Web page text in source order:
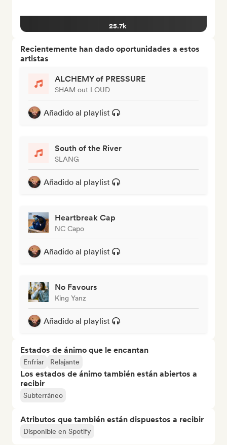
25.7k
Recientemente han dado oportunidades a estos
artistas
ALCHEMY of PRESSURE
SHAM out LOUD
Añadido al playlist
South of the River
SLANG
Añadido al playlist
Heartbreak Cap
NC Capo
Añadido al playlist
No Favours
King Yanz
Añadido al playlist
Estados de ánimo que le encantan
Enfriar Relajante
Los estados de ánimo también están abiertos a
recibir
Subterráneo
Atributos que también están dispuestos a recibir
Disponible en Spotify